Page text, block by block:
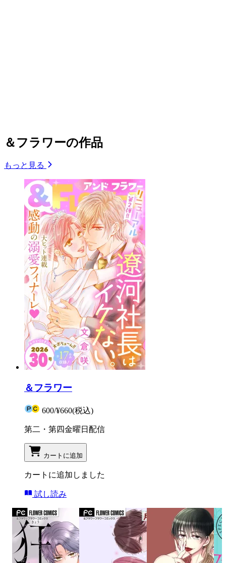
＆フラワーの作品
もっと見る
＆フラワー
600/¥660(税込)
第二・第四金曜日配信
カートに追加
カートに追加しました
試し読み